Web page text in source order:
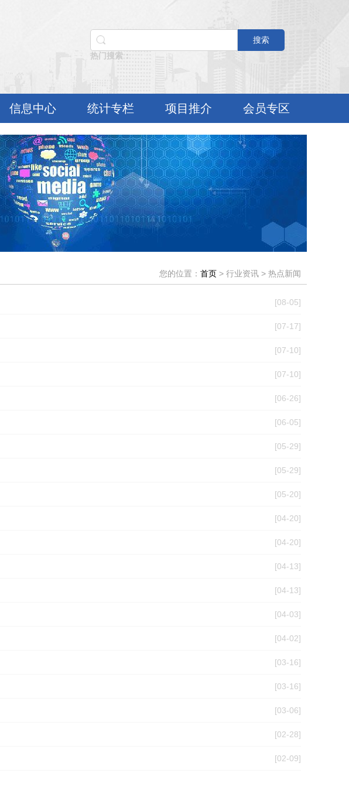
搜索
热门搜索：
信息中心 统计专栏 项目推介 会员专区
您的位置： 首页 > 行业资讯 > 热点新闻
[08-05]
[07-17]
[07-10]
[07-10]
[06-26]
[06-05]
[05-29]
[05-29]
[05-20]
[04-20]
[04-20]
[04-13]
[04-13]
[04-03]
[04-02]
[03-16]
[03-16]
[03-06]
[02-28]
[02-09]